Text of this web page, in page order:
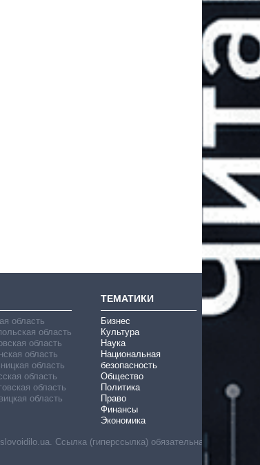
область
область
область
область
область
область
область
область
ТЕМАТИКИ
Бизнес
Культура
Наука
Национальная
безопасность
Общество
Политика
Право
Финансы
Экономика
Ссылка (гиперссылка) обязательна